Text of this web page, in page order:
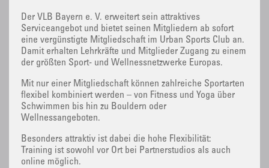
Der VLB Bayern e. V. erweitert sein attraktives
Serviceangebot und bietet seinen Mitgliedern ab sofort
eine vergünstigte Mitgliedschaft im Urban Sports Club an.
Damit erhalten Lehrkräfte und Mitglieder Zugang zu einem
der größten Sport- und Wellnessnetzwerke Europas.
Mit nur einer Mitgliedschaft können zahlreiche Sportarten
flexibel kombiniert werden – von Fitness und Yoga über
Schwimmen bis hin zu Bouldern oder
Wellnessangeboten.
Besonders attraktiv ist dabei die hohe Flexibilität:
Training ist sowohl vor Ort bei Partnerstudios als auch
online möglich.